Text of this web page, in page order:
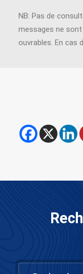
NB: Pas de
messages ne
ouvrables. En cas